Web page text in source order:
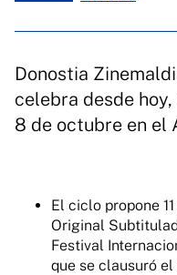
Donostia
celebra desde
8 de octubre en el
El ciclo propone
Original
Festival
que se clausuró el